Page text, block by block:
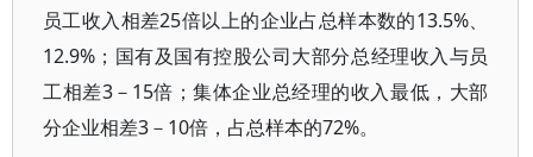
员工收入相差25倍以上的企业占总样本数的13.5%、
12.9%；国有及国有控股公司大部分总经理收入与员
工相差3－15倍；集体企业总经理的收入最低，大部
分企业相差3－10倍，占总样本的72%。